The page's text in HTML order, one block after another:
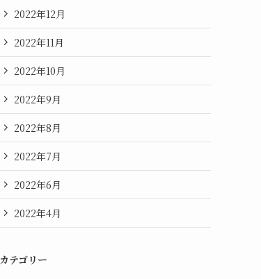
2022年12月
2022年11月
2022年10月
2022年9月
2022年8月
2022年7月
2022年6月
2022年4月
カテゴリー